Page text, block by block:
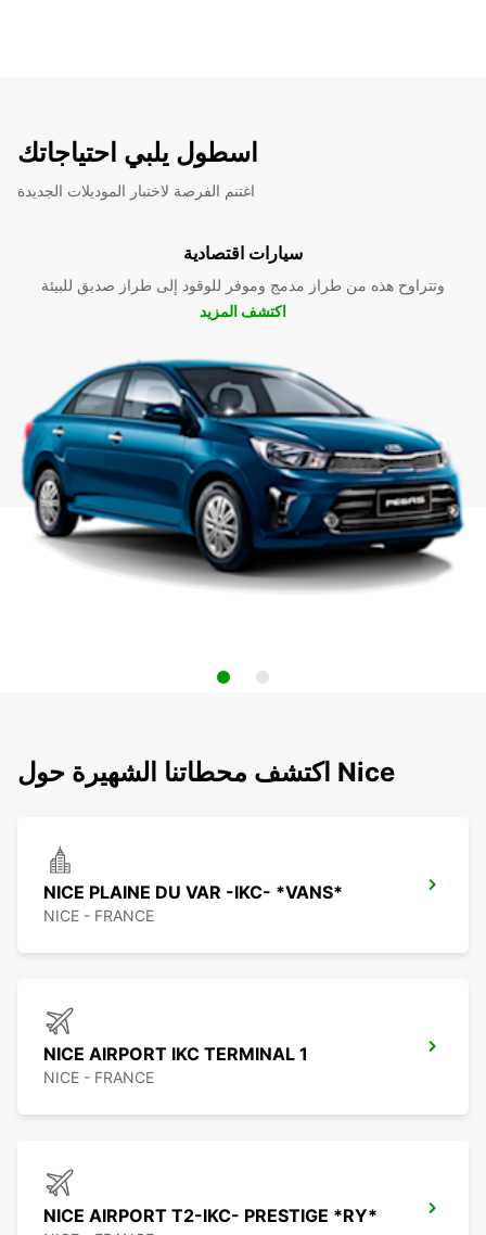
اسطول يلبي احتياجاتك
اغتنم الفرصة لاختبار الموديلات الجديدة
سيارات اقتصادية
وتتراوح هذه من طراز مدمج وموفر للوقود إلى طراز صديق للبيئة
اكتشف المزيد
اكتشف محطاتنا الشهيرة حول Nice
NICE PLAINE DU VAR -IKC- *VANS*
NICE - FRANCE
NICE AIRPORT IKC TERMINAL 1
NICE - FRANCE
NICE AIRPORT T2-IKC- PRESTIGE *RY*